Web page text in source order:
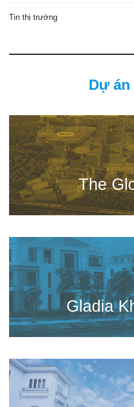
Tin thị trường
Dự
The
Gladia